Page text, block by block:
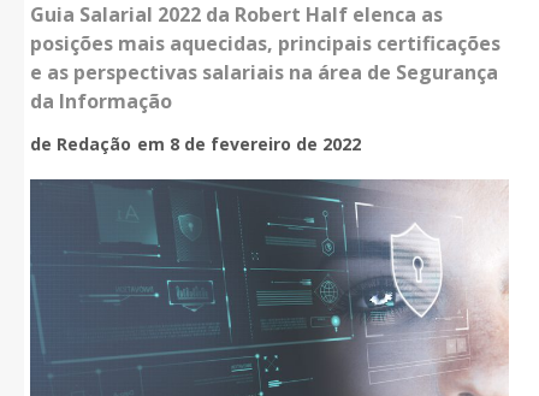
Guia Salarial 2022 da Robert Half elenca as
posições mais aquecidas, principais certificações
e as perspectivas salariais na área de Segurança
da Informação
de Redação em 8 de fevereiro de 2022